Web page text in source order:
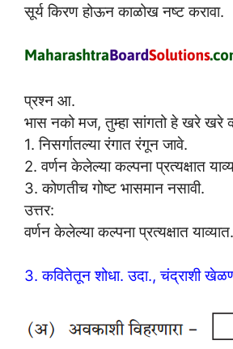
सूर्य किरण होऊन काळोख नष्ट करावा.
प्रश्न आ.
भास नको मज, तुम्हा सांगतो हे खरे खरे
1. निसर्गातल्या रंगात रंगून जावे.
2. वर्णन केलेल्या कल्पना प्रत्यक्षात
3. कोणतीच गोष्ट भासमान नसावी.
उत्तर:
वर्णन केलेल्या कल्पना प्रत्यक्षात याव्यात.
3. कवितेतून शोधा. उदा., चंद्राशी